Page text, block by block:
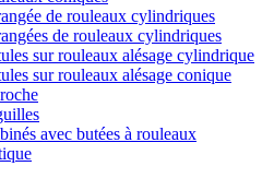
de rouleaux cylindriques
de rouleaux cylindriques
sur rouleaux alésage cylindrique
sur rouleaux alésage conique
avec butées à rouleaux